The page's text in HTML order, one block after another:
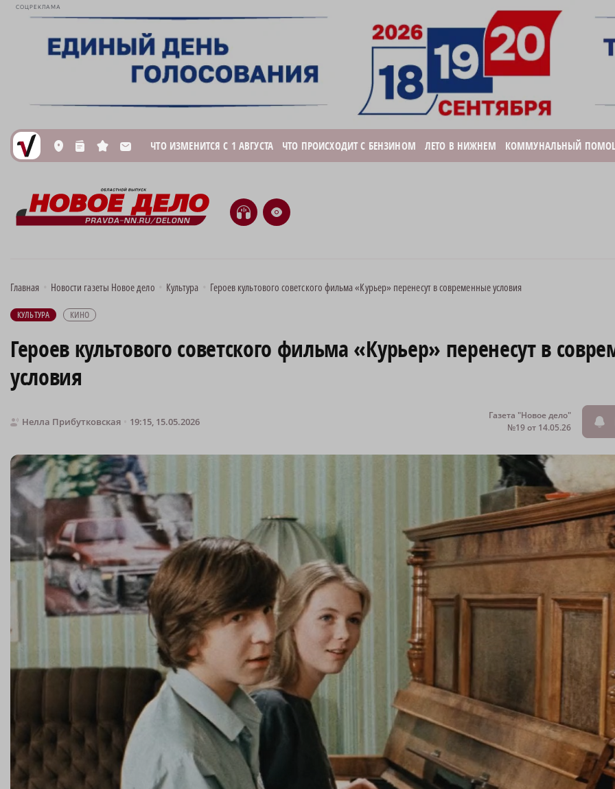
СОЦРЕКЛАМА
L n s M ЧТО ИЗМЕНИТСЯ С 1 АВГУСТА ЧТО ПРОИСХОДИТ С БЕНЗИНОМ ЛЕТО В НИЖНЕМ КОММУНАЛЬНЫЙ
H e
Главная Новости газеты Новое дело Культура Героев культового советского фильма «Курьер» перенесут в современные условия
КУЛЬТУРА КИНО
Героев культового советского фильма «Курьер» перенесут в
условия
Нелла Прибутковская 19:15, 15.05.2026
Газета "Новое дело"
№19 от 14.05.26